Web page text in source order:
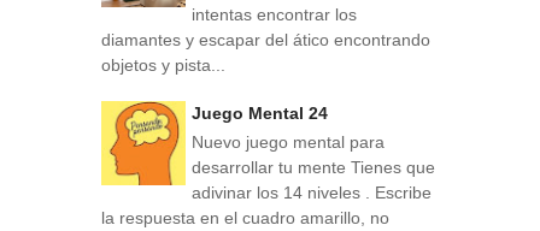
intentas encontrar los
diamantes y escapar del ático encontrando
objetos y pista...
Juego Mental 24
Nuevo juego mental para
desarrollar tu mente Tienes que
adivinar los 14 niveles . Escribe
la respuesta en el cuadro amarillo, no